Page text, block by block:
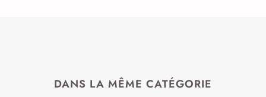
DANS LA MÊME CATÉGORIE